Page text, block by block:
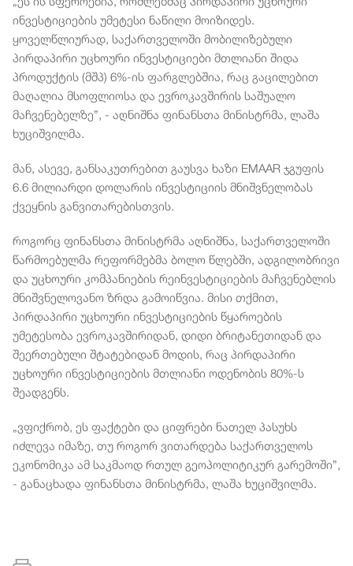
ინვესტიციების უმეტესი ნაწილი მოიზიდეს.
ყოველწლიურად, საქართველოში მობილიზებული
პირდაპირი უცხოური ინვესტიციები მთლიანი შიდა
პროდუქტის (მშპ) 6%-ის ფარგლებშია, რაც გაცილებით
მაღალია მსოფლიოსა და ევროკავშირის საშუალო
მაჩვენებელზე”, - აღნიშნა ფინანსთა მინისტრმა, ლაშა
ხუციშვილმა.
მან, ასევე, განსაკუთრებით გაუსვა ხაზი EMAAR ჯგუფის
6.6 მილიარდი დოლარის ინვესტიციის მნიშვნელობას
ქვეყნის განვითარებისთვის.
როგორც ფინანსთა მინისტრმა აღნიშნა, საქართველოში
წარმოებულმა რეფორმებმა ბოლო წლებში, ადგილობრივი
და უცხოური კომპანიების რეინვესტიციების მაჩვენებლის
მნიშვნელოვანო ზრდა გამოიწვია. მისი თქმით,
პირდაპირი უცხოური ინვესტიციების წყაროების
უმეტესობა ევროკავშირიდან, დიდი ბრიტანეთიდან და
შეერთებული შტატებიდან მოდის, რაც პირდაპირი
უცხოური ინვესტიციების მთლიანი ოდენობის 80%-ს
შეადგენს.
„ვფიქრობ, ეს ფაქტები და ციფრები ნათელ პასუხს
იძლევა იმაზე, თუ როგორ ვითარდება საქართველოს
ეკონომიკა ამ საკმაოდ რთულ გეოპოლიტიკურ გარემოში”,
- განაცხადა ფინანსთა მინისტრმა, ლაშა ხუციშვილმა.